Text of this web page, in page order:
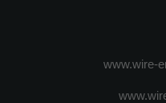
www.wire-